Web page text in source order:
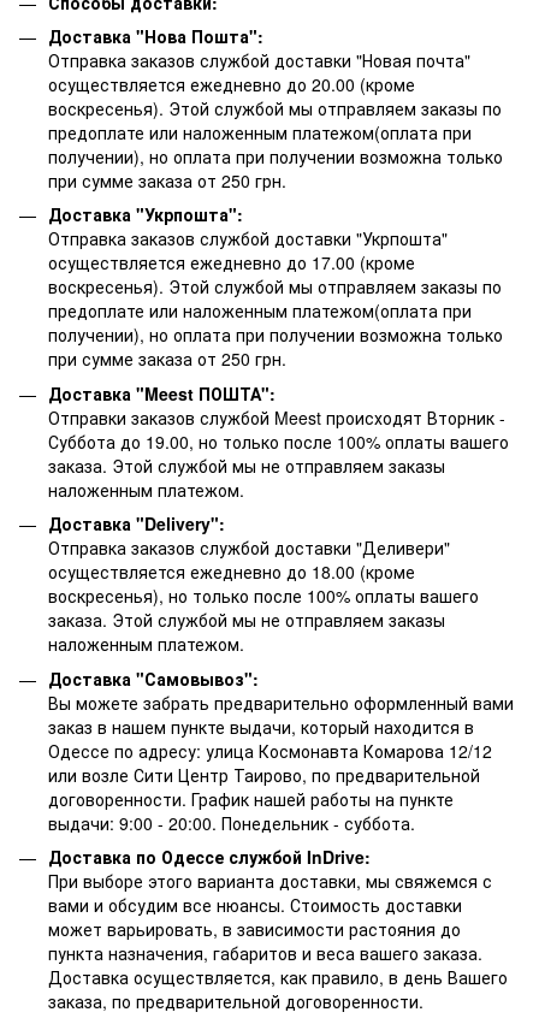
Доставка "Нова Пошта":
Отправка заказов службой доставки "Новая почта"
осуществляется ежедневно до 20.00 (кроме
воскресенья). Этой службой мы отправляем заказы по
предоплате или наложенным платежом(оплата при
получении), но оплата при получении возможна только
при сумме заказа от 250 грн.
Доставка "Укрпошта":
Отправка заказов службой доставки "Укрпошта"
осуществляется ежедневно до 17.00 (кроме
воскресенья). Этой службой мы отправляем заказы по
предоплате или наложенным платежом(оплата при
получении), но оплата при получении возможна только
при сумме заказа от 250 грн.
Доставка "Meest ПОШТА":
Отправки заказов службой Meest происходят Вторник -
Суббота до 19.00, но только после 100% оплаты вашего
заказа. Этой службой мы не отправляем заказы
наложенным платежом.
Доставка "Delivery":
Отправка заказов службой доставки "Деливери"
осуществляется ежедневно до 18.00 (кроме
воскресенья), но только после 100% оплаты вашего
заказа. Этой службой мы не отправляем заказы
наложенным платежом.
Доставка "Самовывоз":
Вы можете забрать предварительно оформленный вами
заказ в нашем пункте выдачи, который находится в
Одессе по адресу: улица Космонавта Комарова 12/12
или возле Сити Центр Таирово, по предварительной
договоренности. График нашей работы на пункте
выдачи: 9:00 - 20:00. Понедельник - суббота.
Доставка по Одессе службой InDrive:
При выборе этого варианта доставки, мы свяжемся с
вами и обсудим все нюансы. Стоимость доставки
может варьировать, в зависимости растояния до
пункта назначения, габаритов и веса вашего заказа.
Доставка осуществляется, как правило, в день Вашего
заказа, по предварительной договоренности.